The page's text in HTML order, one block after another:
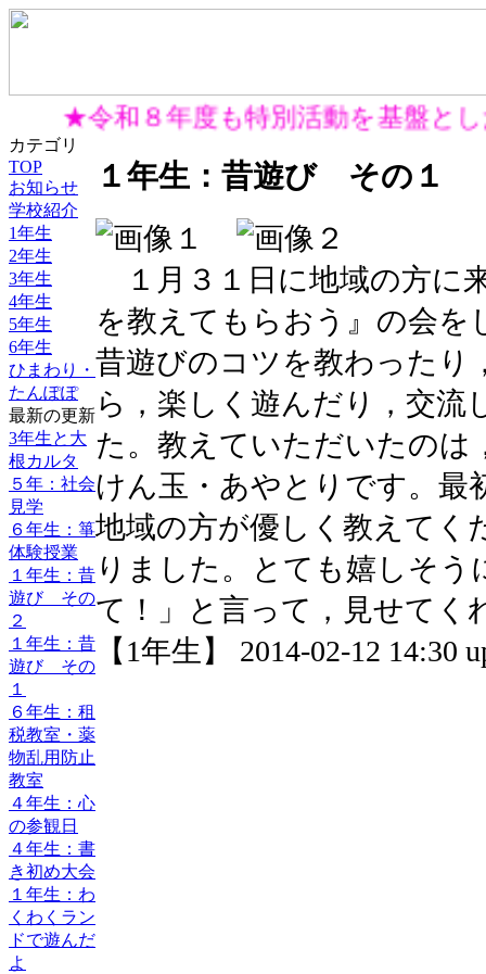
★令和８年度も特別活動を基盤と
カテゴリ
TOP
お知らせ
学校紹介
1年生
2年生
3年生
4年生
5年生
6年生
ひまわり・
たんぽぽ
最新の更新
3年生と大
根カルタ
５年：社会
見学
６年生：箏
体験授業
１年生：昔
遊び その
２
１年生：昔
遊び その
１
６年生：租
税教室・薬
物乱用防止
教室
４年生：心
の参観日
４年生：書
き初め大会
１年生：わ
くわくラン
ドで遊んだ
よ
１年生：昔遊び その１
１月３１日に地域の方に
を教えてもらおう』の会を
昔遊びのコツを教わったり
ら，楽しく遊んだり，交
た。教えていただいたのは
けん玉・あやとりです。最
地域の方が優しく教えてく
りました。とても嬉しそう
て！」と言って，見せてく
【1年生】 2014-02-12 14:30